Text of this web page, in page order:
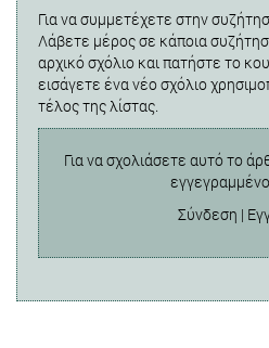
Για να συμμετέχετε στην
Λάβετε μέρος σε κάποια
αρχικό σχόλιο και πατήστε το
εισάγετε ένα νέο σχόλιο
τέλος της λίστας.
Για να σχολιάσετε αυτό το
Σύνδεση |